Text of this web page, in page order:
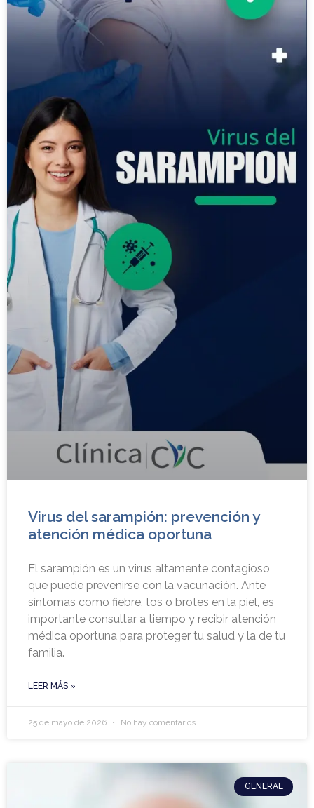
Virus del sarampión: prevención y
atención médica oportuna
El sarampión es un virus altamente contagioso
que puede prevenirse con la vacunación. Ante
síntomas como fiebre, tos o brotes en la piel, es
importante consultar a tiempo y recibir atención
médica oportuna para proteger tu salud y la de tu
familia.
LEER MÁS »
25 de mayo de 2026 No hay comentarios
GENERAL